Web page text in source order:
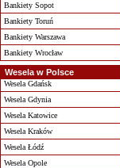
Bankiety Sopot
Bankiety Toruń
Bankiety Warszawa
Bankiety Wrocław
Wesela w Polsce
Wesela Gdańsk
Wesela Gdynia
Wesela Katowice
Wesela Kraków
Wesela Łódź
Wesela Opole